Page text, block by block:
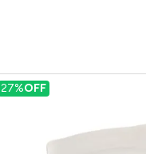
27%OFF